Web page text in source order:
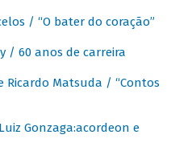
/ “O bater do coração”
/ 60 anos de carreira
Ricardo Matsuda / “Contos
Gonzaga:acordeon e